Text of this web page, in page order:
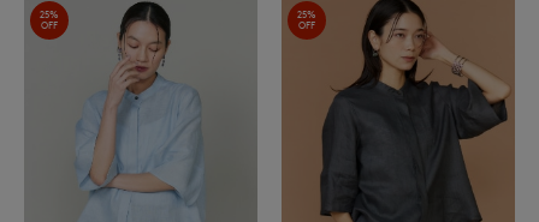
25%
OFF
25%
OFF